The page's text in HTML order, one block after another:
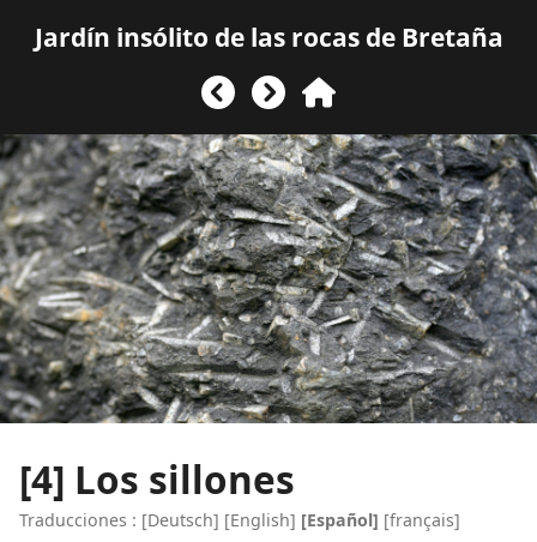
Jardín insólito de las rocas de Bretaña
[4] Los sillones
Traducciones : [Deutsch] [English] [Español] [français]